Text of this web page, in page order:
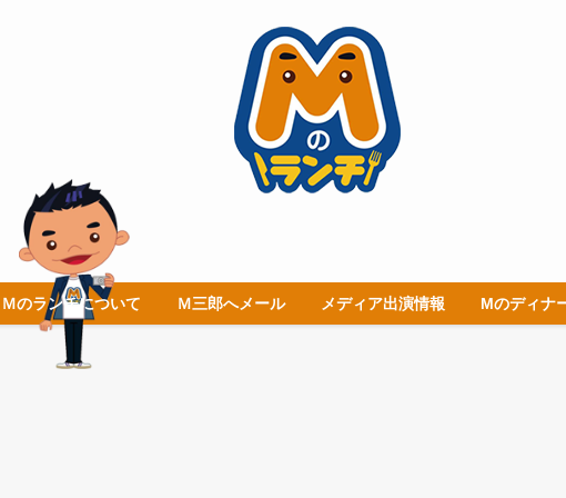
Ｍのランチについて Ｍ三郎へメール メディア出演情報 Mのディナ